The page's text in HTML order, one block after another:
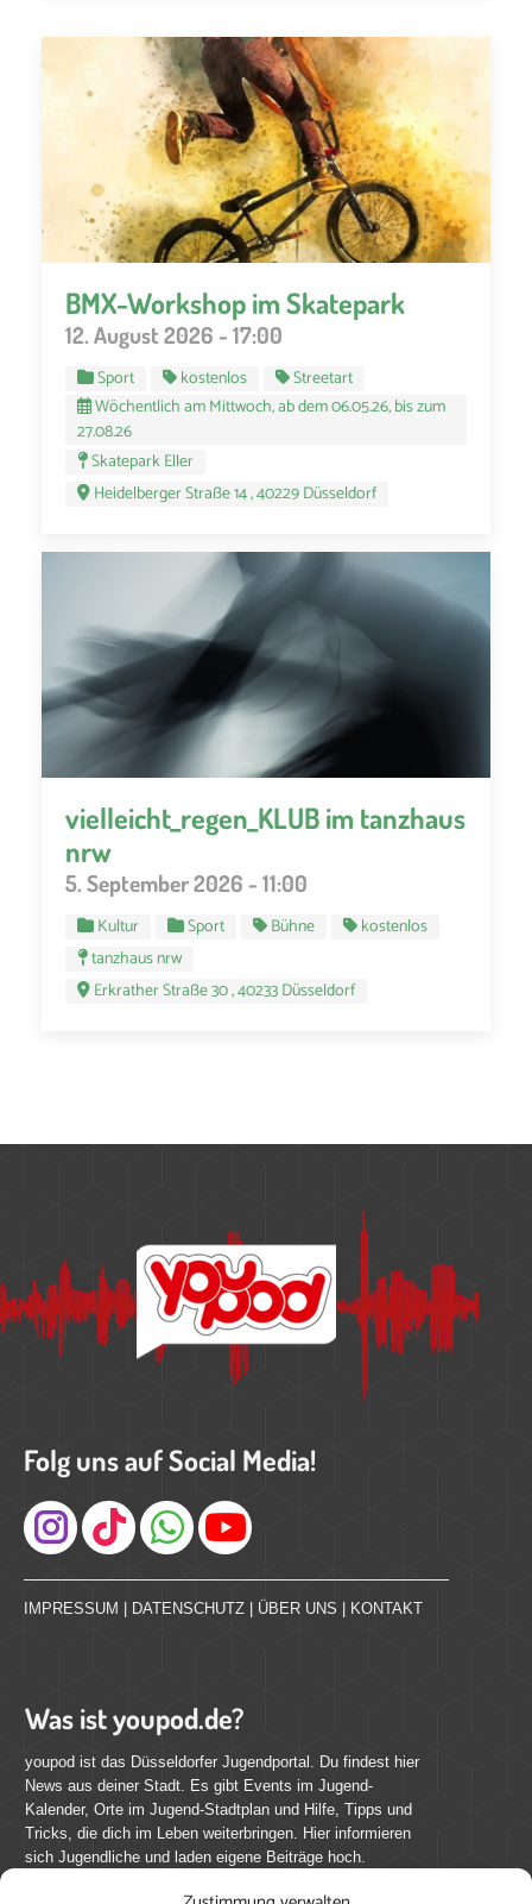
BMX-Workshop im Skatepark
12. August 2026 - 17:00
Sport kostenlos
Streetart
Wöchentlich am Mittwoch, ab dem 06.05.26, bis zum
27.08.26
Skatepark Eller
Heidelberger Straße 14 , 40229 Düsseldorf
vielleicht_regen_KLUB im tanzhaus
nrw
5. September 2026 - 11:00
Kultur Sport Bühne
kostenlos
tanzhaus nrw
Erkrather Straße 30 , 40233 Düsseldorf
Folg uns auf Social Media!
Instagram
IMPRESSUM | DATENSCHUTZ | ÜBER UNS | KONTAKT
Was ist youpod.de?
youpod ist das Düsseldorfer Jugendportal. Du findest hier
News aus deiner Stadt. Es gibt Events im Jugend-
Kalender, Orte im Jugend-Stadtplan und Hilfe, Tipps und
Tricks, die dich im Leben weiterbringen. Hier informieren
sich Jugendliche und laden eigene Beiträge hoch.